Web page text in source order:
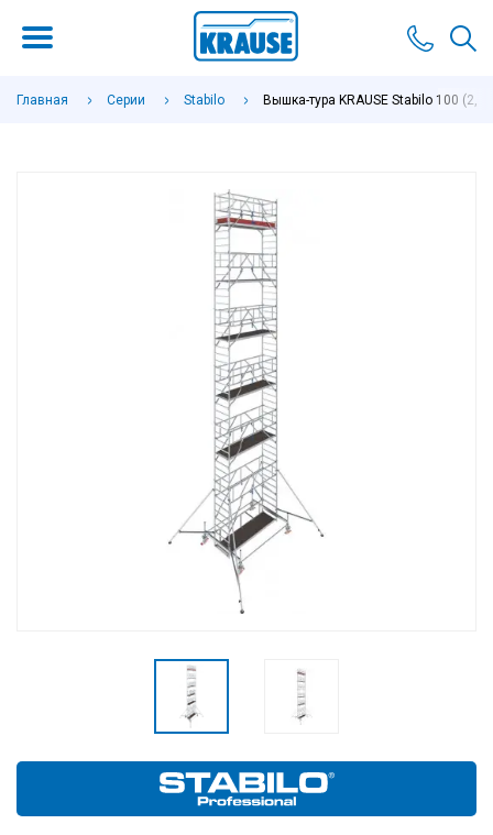
Главная Серии Stabilo Вышка-тура KRAUSE Stabilo 100